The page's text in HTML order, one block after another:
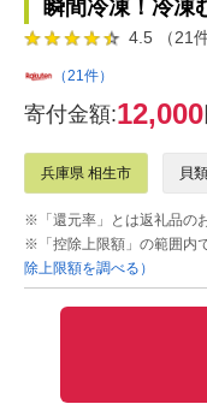
瞬間冷凍！冷凍
4.5 （21件
（21件）
寄付金額:12,000
兵庫県 相生市 貝類
※「還元率」とは返礼品の
※「控除上限額」の範囲内
除上限額を調べる）